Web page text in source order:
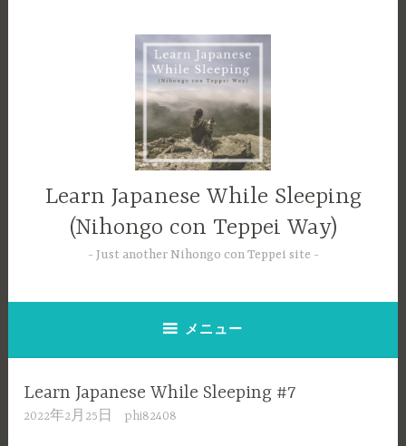
Learn Japanese While Sleeping
(Nihongo con Teppei Way)
Just another Nihongo con Teppei site
メニュー
Learn Japanese While Sleeping #7
2022年2月25日 phi82408